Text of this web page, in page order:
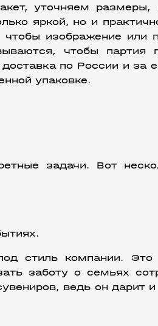
уточняем размеры,
яркой, но и
чтобы изображение или
чтобы партия
по России и за
упаковке.
задачи. Вот
стиль компании. Это
заботу о семьях
ведь он дарит